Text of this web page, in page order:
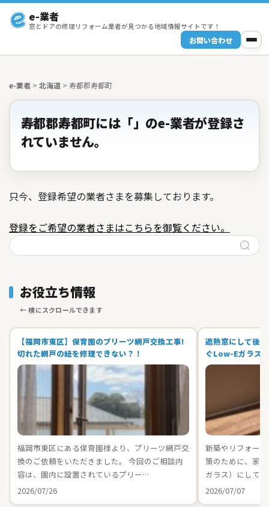
e-業者
窓とドアの修理リフォーム業者が見つかる地域情報サイトです！
お問い合わせ
e-業者 > 北海道 > 寿都郡寿都町
寿都郡寿都町には「」のe-業者が登録さ
れていません。
只今、登録希望の業者さまを募集しております。
登録をご希望の業者さまはこちらを御覧ください。
お役立ち情報
【福岡市東区】保育園のプリーツ網戸交換工事!
切れた網戸の紐を修理できない？！
福岡市東区にある保育園様より、プリーツ網戸交
換のご依頼をいただきました。 今回のご相談内
容は、園内に設置されているプリー…
2026/07/26
遮熱窓にして後
ぐLow-Eガラス
新築やリフォー
策のために、家
ガラス）にして
2026/07/07